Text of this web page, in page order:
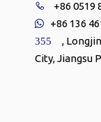
 +86 0519
 +86 136
355
, Longjin
City, Jiangsu